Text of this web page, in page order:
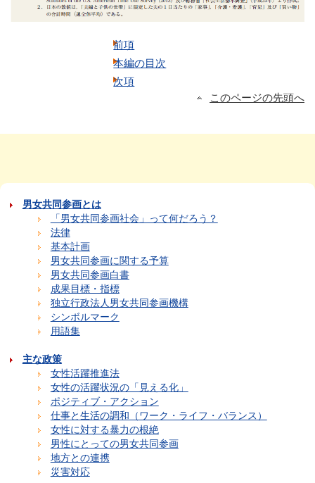
前項
本編の目次
次項
このページの先頭へ